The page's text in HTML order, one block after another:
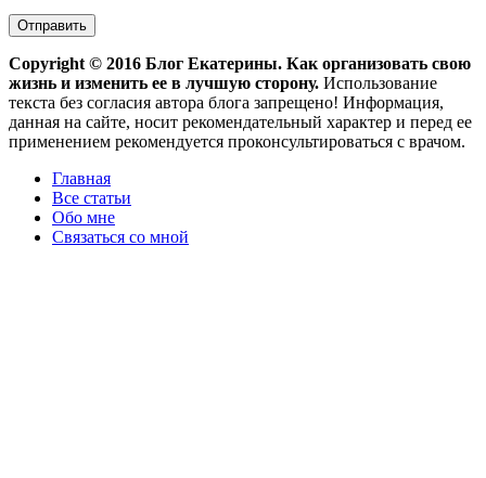
Copyright © 2016 Блог Екатерины. Как организовать свою
жизнь и изменить ее в лучшую сторону. Использование
текста без согласия автора блога запрещено! Информация,
данная на сайте, носит рекомендательный характер и перед ее
применением рекомендуется проконсультироваться с врачом.
Главная
Все статьи
Обо мне
Связаться со мной